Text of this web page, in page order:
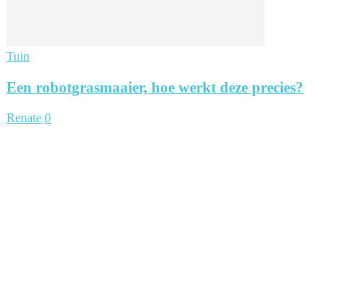
Tuin
Een robotgrasmaaier, hoe werkt deze precies?
Renate 0